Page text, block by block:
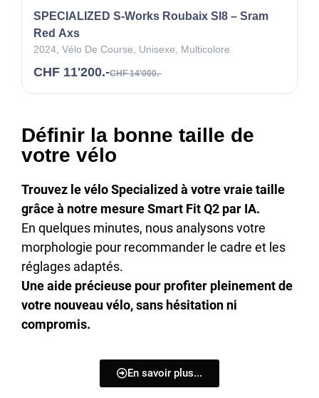
Définir la bonne taille de
votre vélo
Trouvez le vélo Specialized à votre vraie taille
grâce à notre mesure Smart Fit Q2 par IA.
En quelques minutes, nous analysons votre
morphologie pour recommander le cadre et les
réglages adaptés.
Une aide précieuse pour profiter pleinement de
votre nouveau vélo, sans hésitation ni
compromis.
En savoir plus...